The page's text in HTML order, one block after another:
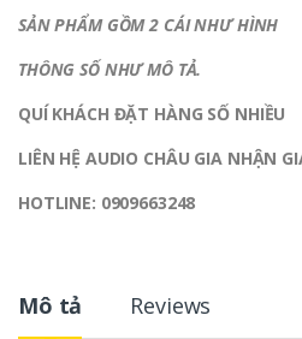
SẢN PHẨM GỒM 2 CÁI NHƯ HÌNH
THÔNG SỐ NHƯ MÔ TẢ.
QUÍ KHÁCH ĐẶT HÀNG SỐ NHIỀU
LIÊN HỆ AUDIO CHÂU GIA NHẬN
HOTLINE: 0909663248
Mô tả Reviews